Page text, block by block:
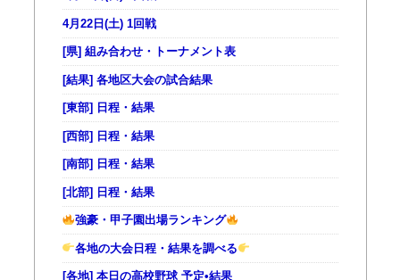
4月22日(土) 1回戦
[県] 組み合わせ・トーナメント表
[結果] 各地区大会の試合結果
[東部] 日程・結果
[西部] 日程・結果
[南部] 日程・結果
[北部] 日程・結果
強豪・甲子園出場ランキング
各地の大会日程・結果を調べる
[各地] 本日の高校野球 予定•結果